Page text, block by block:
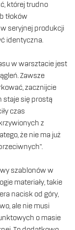
której trudno
tłoków
seryjnej produkcji
identyczna.
w warsztacie jest
Zawsze
zacznijcie
staje się prostą
czas
z
że nie ma już
szablonów w
materiały, takie
nacisk od góry,
ale nie musi
o masie